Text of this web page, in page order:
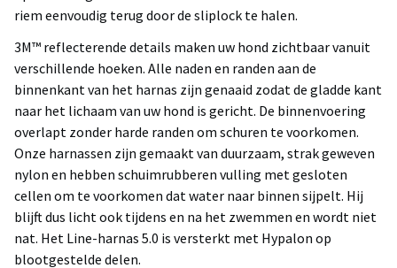
riem eenvoudig terug door de sliplock te halen.
3M™ reflecterende details maken uw hond zichtbaar vanuit
verschillende hoeken. Alle naden en randen aan de
binnenkant van het harnas zijn genaaid zodat de gladde kant
naar het lichaam van uw hond is gericht. De binnenvoering
overlapt zonder harde randen om schuren te voorkomen.
Onze harnassen zijn gemaakt van duurzaam, strak geweven
nylon en hebben schuimrubberen vulling met gesloten
cellen om te voorkomen dat water naar binnen sijpelt. Hij
blijft dus licht ook tijdens en na het zwemmen en wordt niet
nat. Het Line-harnas 5.0 is versterkt met Hypalon op
blootgestelde delen.